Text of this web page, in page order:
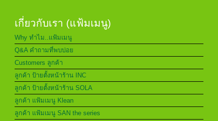
เกี่ยวกับเรา (แฟ้มเมนู)
Why ทำไม..แฟ้มเมนู
Q&A คำถามที่พบบ่อย
Customers ลูกค้า
ลูกค้า ป้ายตั้งหน้าร้าน INC
ลูกค้า ป้ายตั้งหน้าร้าน SOLA
ลูกค้า แฟ้มเมนู Klean
ลูกค้า แฟ้มเมนู SAN the series